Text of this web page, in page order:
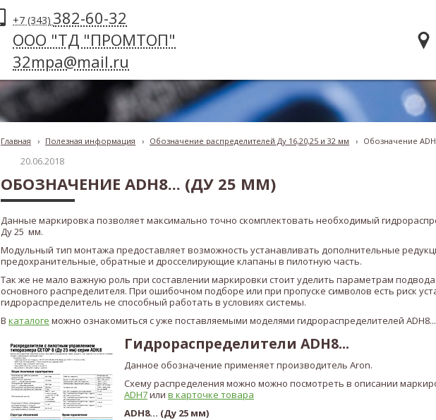
+7 (343) 382-60-32
ООО "ТД "ПРОМТОП"
32mpa@mail.ru
Главная › Полезная информация › Обозначение распределителей Ду 16,20,25 и 32 мм › Обозначение
20.06.2018
ОБОЗНАЧЕНИЕ ADH8... (ДУ 25 ММ)
Данные маркировка позволяет максимально точно скомплектовать необходимый
Ду 25 мм.
Модульный тип монтажа предоставляет возможность устанавливать дополнительные
предохранительные, обратные и дросселирующие клапаны в пилотную часть.
Так же не мало важную роль при составлении маркировки стоит уделить параметрам подвода
основного распределителя. При ошибочном подборе или при пропуске символов есть риск
гидрораспределитель не способный работать в условиях системы.
В каталоге можно ознакомиться с уже поставляемыми моделями гидрораспределителей ADH8...
Гидрораспределители ADH8...
Данное обозначение применяет производитель Aron.
Схему распределения можно можно посмотреть в описании
ADH7или в карточке товара
ADH8... (Ду 25 мм)